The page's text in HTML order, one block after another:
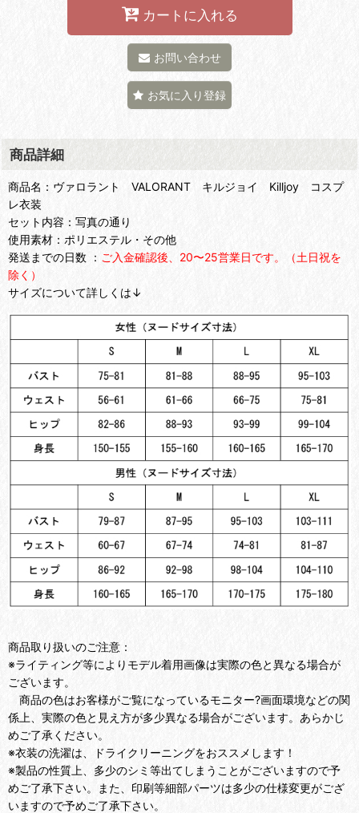
カートに入れる
お問い合わせ
お気に入り登録
商品詳細
商品名：ヴァロラント VALORANT キルジョイ Killjoy コスプ
レ衣装
セット内容：写真の通り
使用素材：ポリエステル・その他
発送までの日数 ： ご入金確認後、20〜25営業日です。（土日祝を
除く）
サイズについて詳しくは↓
商品取り扱いのご注意：
※ライティング等によりモデル着用画像は実際の色と異なる場合が
ございます。
商品の色はお客様がご覧になっているモニター?画面環境などの関
係上、実際の色と見え方が多少異なる場合がございます。あらかじ
めご了承ください。
※衣装の洗濯は、ドライクリーニングをおススメします！
※製品の性質上、多少のシミ等出てしまうことがございますので予
めご了承下さい。また、印刷等細部パーツは多少の仕様変更がござ
いますので予めご了承下さい。